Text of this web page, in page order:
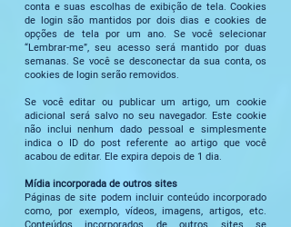
conta e suas escolhas de exibição de tela. Cookies
de login são mantidos por dois dias e cookies de
opções de tela por um ano. Se você selecionar
“Lembrar-me”, seu acesso será mantido por duas
semanas. Se você se desconectar da sua conta, os
cookies de login serão removidos.
Se você editar ou publicar um artigo, um cookie
adicional será salvo no seu navegador. Este cookie
não inclui nenhum dado pessoal e simplesmente
indica o ID do post referente ao artigo que você
acabou de editar. Ele expira depois de 1 dia.
Mídia incorporada de outros sites
Páginas de site podem incluir conteúdo incorporado
como, por exemplo, vídeos, imagens, artigos, etc.